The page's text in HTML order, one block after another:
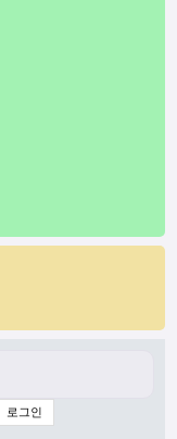
로그인